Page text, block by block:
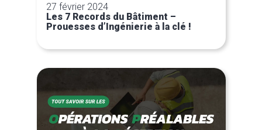
27 février 2024
Les 7 Records du Bâtiment –
Prouesses d’Ingénierie à la clé !